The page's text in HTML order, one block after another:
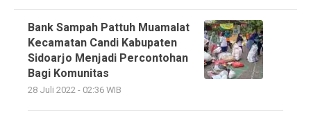
Bank Sampah Pattuh Muamalat
Kecamatan Candi Kabupaten
Sidoarjo Menjadi Percontohan
Bagi Komunitas
28 Juli 2022 - 02:36 WIB